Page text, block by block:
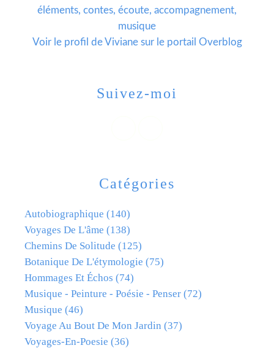
Catégories
Autobiographique (140)
Voyages De L'âme (138)
Chemins De Solitude (125)
Botanique De L'étymologie (75)
Hommages Et Échos (74)
Musique - Peinture - Poésie - Penser (72)
Musique (46)
Voyage Au Bout De Mon Jardin (37)
Voyages-En-Poesie (36)
éléments, contes, écoute, accompagnement,
musique
Voir le profil deVivianesur le portail Overblog
Suivez-moi